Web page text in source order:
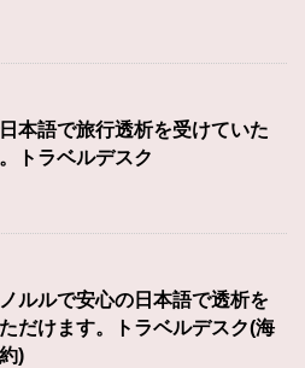
本語で旅行透析を受けていた
トラベルデスク
ルルで安心の日本語で透析を
だけます。トラベルデスク(海
)